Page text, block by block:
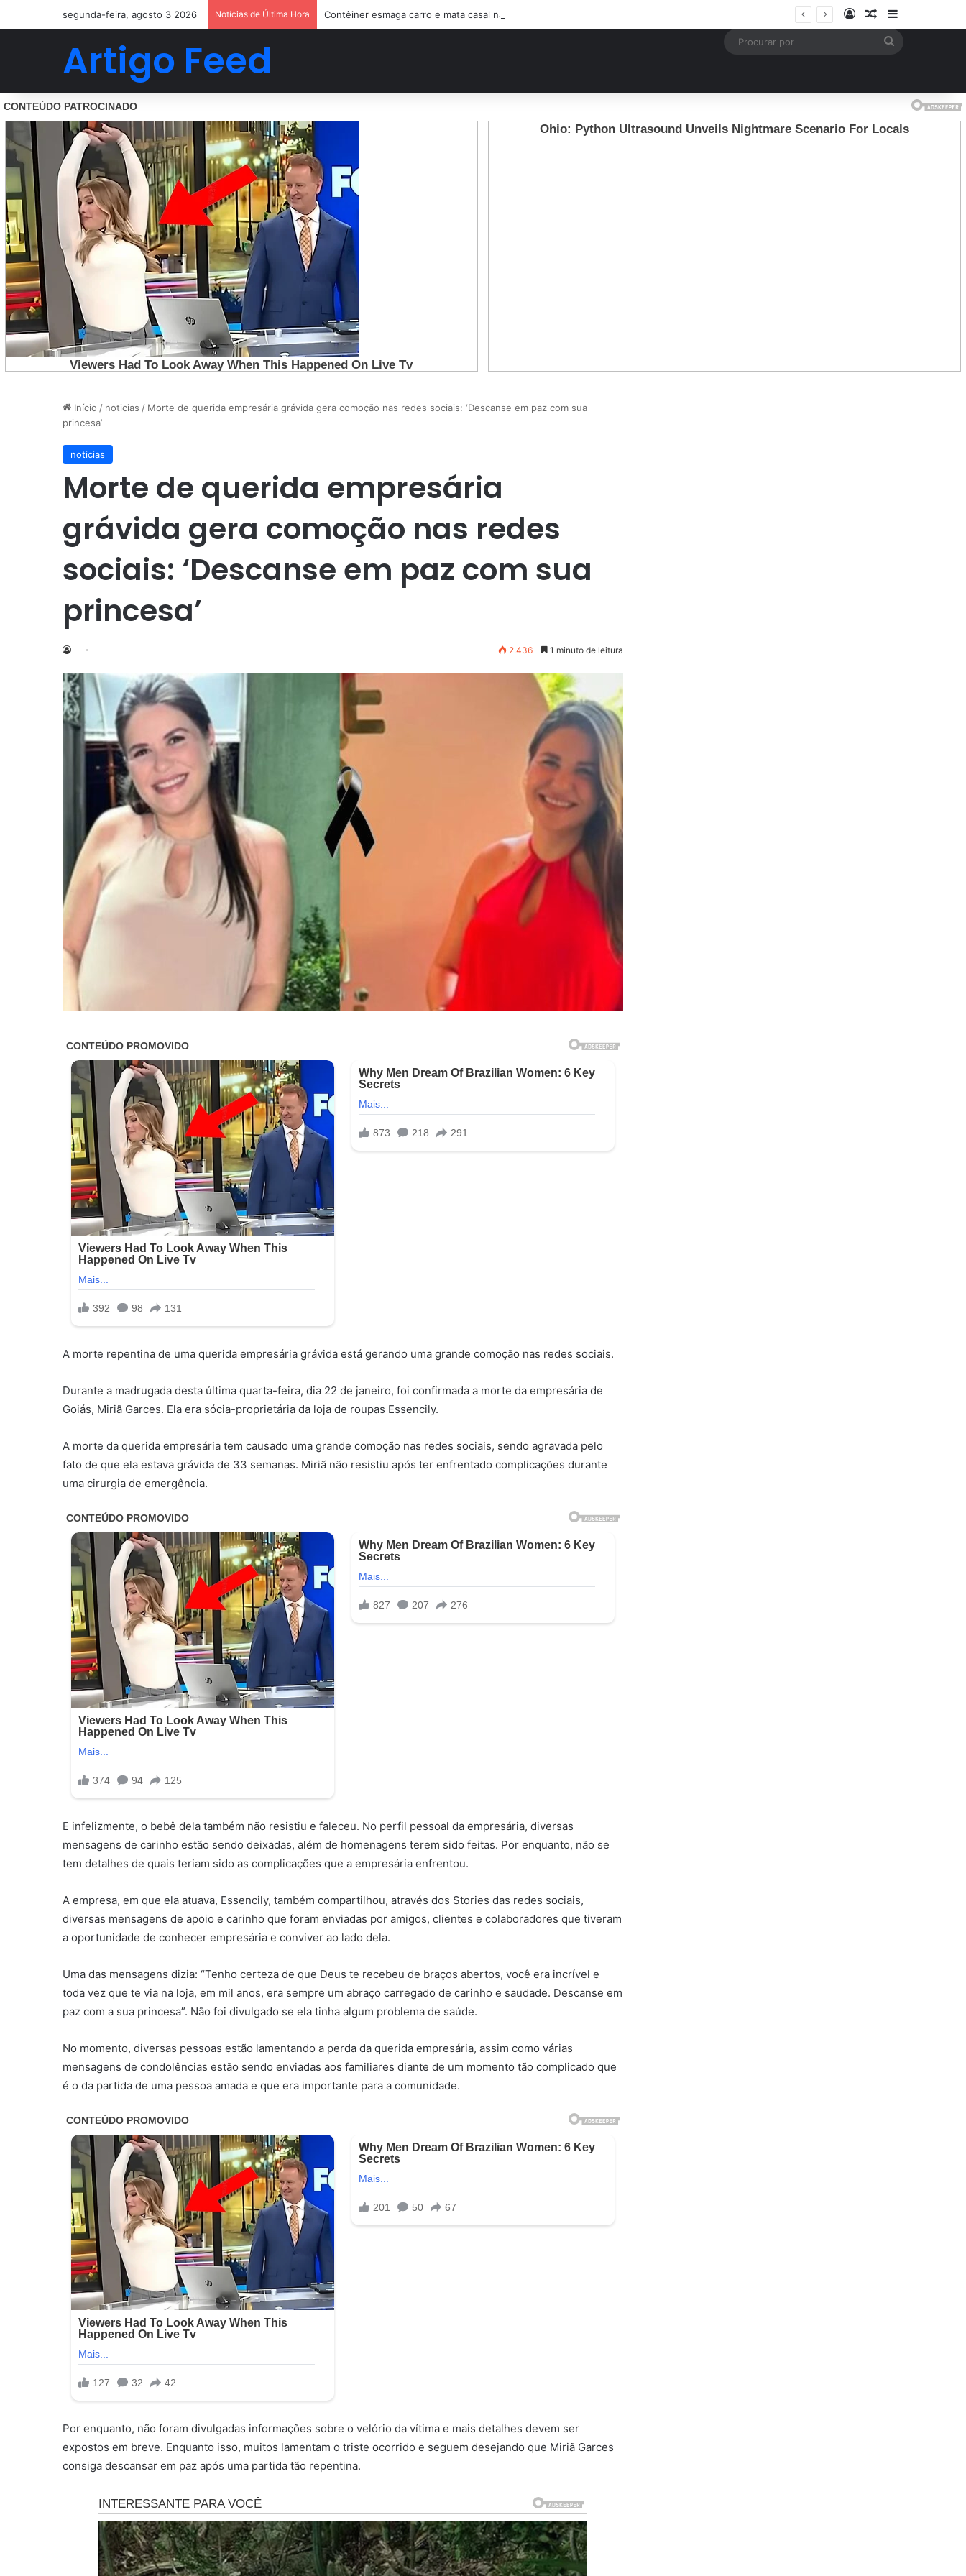
segunda-feira, agosto 3 2026 Notícias de Última Hora Contêiner esmaga carro e mata casal na BR-470; filho sobreviveu…Ver mais EntrarArtigo aleatório
Barra Lateral
Artigo Feed
Início / noticias / Morte de querida empresária grávida gera comoção nas redes sociais: ‘Descanse em paz com sua
princesa’
noticias
Morte de querida empresária
grávida gera comoção nas redes
sociais: ‘Descanse em paz com sua
princesa’
2.436 1 minuto de leitura
A morte repentina de uma querida empresária grávida está gerando uma grande comoção nas redes sociais.
Durante a madrugada desta última quarta-feira, dia 22 de janeiro, foi confirmada a morte da empresária de
Goiás, Miriã Garces. Ela era sócia-proprietária da loja de roupas Essencily.
A morte da querida empresária tem causado uma grande comoção nas redes sociais, sendo agravada pelo
fato de que ela estava grávida de 33 semanas. Miriã não resistiu após ter enfrentado complicações durante
uma cirurgia de emergência.
E infelizmente, o bebê dela também não resistiu e faleceu. No perfil pessoal da empresária, diversas
mensagens de carinho estão sendo deixadas, além de homenagens terem sido feitas. Por enquanto, não se
tem detalhes de quais teriam sido as complicações que a empresária enfrentou.
A empresa, em que ela atuava, Essencily, também compartilhou, através dos Stories das redes sociais,
diversas mensagens de apoio e carinho que foram enviadas por amigos, clientes e colaboradores que tiveram
a oportunidade de conhecer empresária e conviver ao lado dela.
Uma das mensagens dizia: “Tenho certeza de que Deus te recebeu de braços abertos, você era incrível e
toda vez que te via na loja, em mil anos, era sempre um abraço carregado de carinho e saudade. Descanse em
paz com a sua princesa”. Não foi divulgado se ela tinha algum problema de saúde.
No momento, diversas pessoas estão lamentando a perda da querida empresária, assim como várias
mensagens de condolências estão sendo enviadas aos familiares diante de um momento tão complicado que
é o da partida de uma pessoa amada e que era importante para a comunidade.
Por enquanto, não foram divulgadas informações sobre o velório da vítima e mais detalhes devem ser
expostos em breve. Enquanto isso, muitos lamentam o triste ocorrido e seguem desejando que Miriã Garces
consiga descansar em paz após uma partida tão repentina.